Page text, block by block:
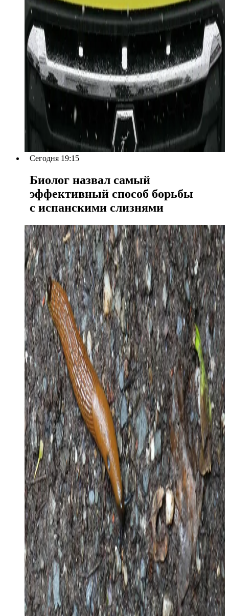
Сегодня 19:15
Биолог назвал самый
эффективный способ борьбы
с испанскими слизнями